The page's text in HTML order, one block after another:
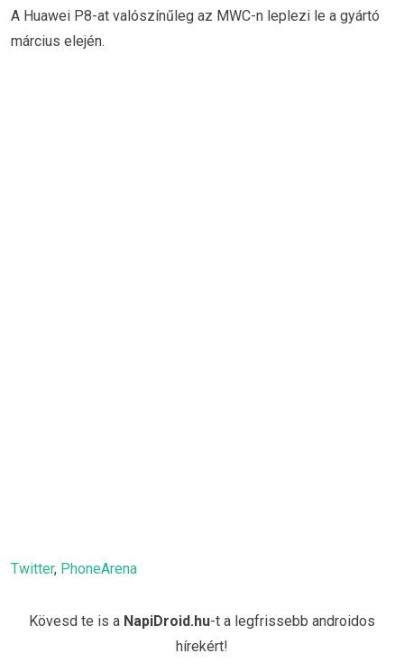
A Huawei P8-at valószínűleg az MWC-n leplezi le a gyártó
március elején.
Twitter, PhoneArena
Kövesd te is a NapiDroid.hu-t a legfrissebb androidos
hírekért!